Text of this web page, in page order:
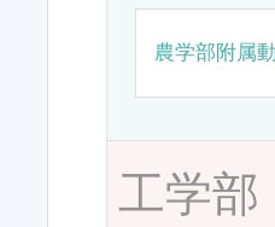
農学部附属
工学部